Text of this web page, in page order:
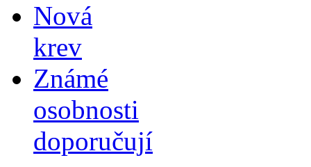
Nová
krev
Známé
osobnosti
doporučují